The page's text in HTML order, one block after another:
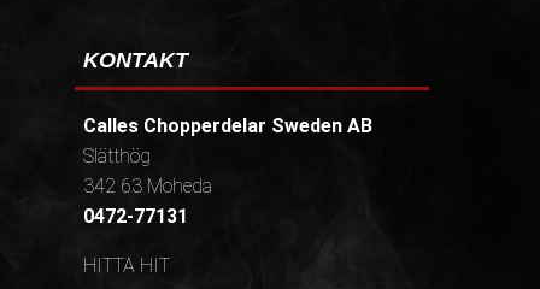
KONTAKT
Calles Chopperdelar Sweden AB
Slätthög
342 63 Moheda
0472-77131
HITTA HIT